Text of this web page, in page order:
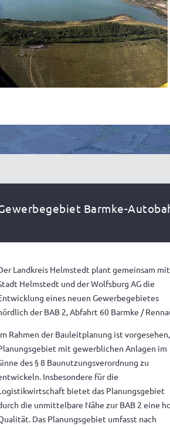
Barmke-
Landkreis Helmstedt plant gemeinsam
Helmstedt und der Wolfsburg AG die
eines neuen Gewerbegebietes
der BAB 2, Abfahrt 60 Barmke /
Rahmen der Bauleitplanung ist
mit gewerblichen Anlagen im
des § 8 Baunutzungsverordnung zu
Insbesondere für die
bietet das Planungsgebiet
die unmittelbare Nähe zur BAB 2 eine
Das Planungsgebiet umfasst nach